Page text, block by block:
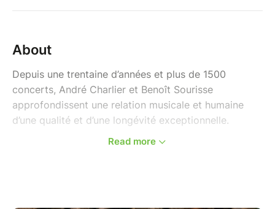
About
Depuis une trentaine d’années et plus de 1500
concerts, André Charlier et Benoît Sourisse
approfondissent une relation musicale et humaine
d’une qualité et d’une longévité exceptionnelle.
Read more